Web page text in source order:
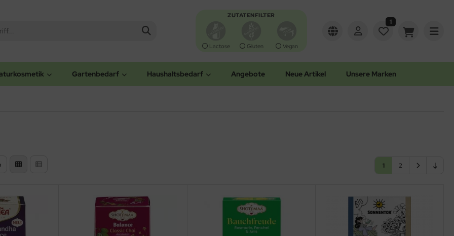
ZUTATENFILTER
Lactose Gluten Vegan
1
Gartenbedarf Haushaltsbedarf Angebote Neue Artikel Unsere Marken
1 2